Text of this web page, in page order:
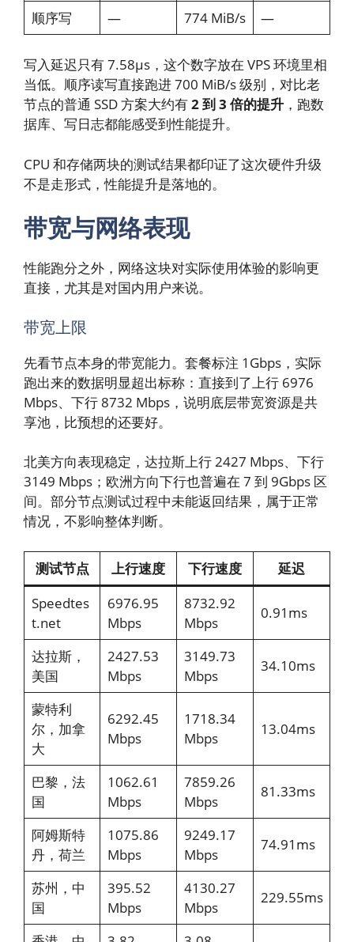
顺序写
— 774 MiB/s —
写入延迟只有 7.58µs，这个数字放在 VPS 环境里相
当低。顺序读写直接跑进 700 MiB/s 级别，对比老
节点的普通 SSD 方案大约有2 到 3 倍的提升 ，跑数
据库、写日志都能感受到性能提升。
CPU 和存储两块的测试结果都印证了这次硬件升级
不是走形式，性能提升是落地的。
带宽与网络表现
性能跑分之外，网络这块对实际使用体验的影响更
直接，尤其是对国内用户来说。
带宽上限
先看节点本身的带宽能力。套餐标注 1Gbps，实际
跑出来的数据明显超出标称：直接到了上行 6976
Mbps、下行 8732 Mbps，说明底层带宽资源是共
享池，比预想的还要好。
北美方向表现稳定，达拉斯上行 2427 Mbps、下行
3149 Mbps；欧洲方向下行也普遍在 7 到 9Gbps 区
间。部分节点测试过程中未能返回结果，属于正常
情况，不影响整体判断。
测试节点 上行速度 下行速度
延迟
Speedtes
t.net
6976.95
Mbps
8732.92
Mbps
0.91ms
达拉斯，
美国
2427.53
Mbps
3149.73
Mbps
34.10ms
蒙特利
尔，加拿
大
6292.45
Mbps
1718.34
Mbps
13.04ms
巴黎，法
国
1062.61
Mbps
7859.26
Mbps
81.33ms
阿姆斯特
丹，荷兰
1075.86
Mbps
9249.17
Mbps
74.91ms
苏州，中
国
395.52
Mbps
4130.27
Mbps
229.55ms